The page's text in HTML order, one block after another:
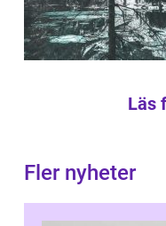
Läs
Fler nyheter